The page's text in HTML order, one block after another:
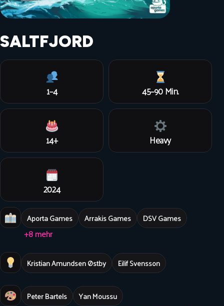
SALTFJORD
1–4 45–90 Min.
14+ Heavy
2024
Aporta Games Arrakis Games DSV Games
+8 mehr
Kristian Amundsen Østby Eilif Svensson
Peter Bartels Yan Moussu